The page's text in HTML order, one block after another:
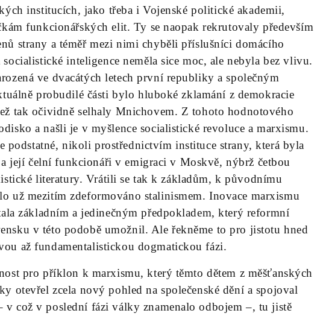
institucích, jako třeba i Vojenské politické akademii,
funkcionářských elit. Ty se naopak rekrutovaly především
strany a téměř mezi nimi chyběli příslušníci domácího
inteligence neměla sice moc, ale nebyla bez vlivu.
ve dvacátých letech první republiky a společným
probudilé části bylo hluboké zklamání z demokracie
tak očividně selhaly Mnichovem. Z tohoto hodnotového
a našli je v myšlence socialistické revoluce a marxismu.
podstatné, nikoli prostřednictvím instituce strany, která byla
její čelní funkcionáři v emigraci v Moskvě, nýbrž četbou
literatury. Vrátili se tak k základům, k původnímu
už mezitím zdeformováno stalinismem. Inovace marxismu
základním a jedinečným předpokladem, který reformní
v této podobě umožnil. Ale řekněme to pro jistotu hned
až fundamentalistickou dogmatickou fázi.
pro příklon k marxismu, který těmto dětem z měšťanských
otevřel zcela nový pohled na společenské dění a spojoval
v což v poslední fázi války znamenalo odbojem –, tu jistě